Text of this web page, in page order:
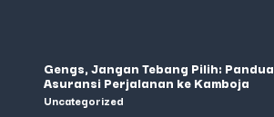
Gengs, Jangan Tebang Pilih:
Asuransi Perjalanan ke Kamboja
Uncategorized